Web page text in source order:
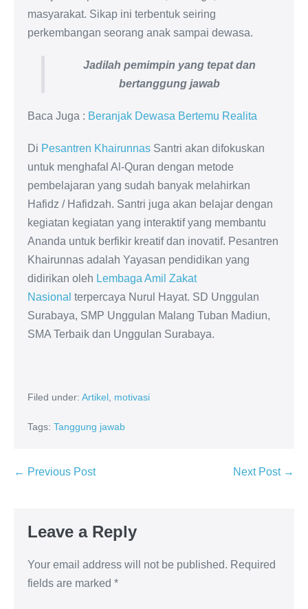
masyarakat. Sikap ini terbentuk seiring
perkembangan seorang anak sampai dewasa.
Jadilah pemimpin yang tepat dan
bertanggung jawab
Baca Juga : Beranjak Dewasa Bertemu Realita
Di Pesantren Khairunnas Santri akan difokuskan
untuk menghafal Al-Quran dengan metode
pembelajaran yang sudah banyak melahirkan
Hafidz / Hafidzah. Santri juga akan belajar dengan
kegiatan kegiatan yang interaktif yang membantu
Ananda untuk berfikir kreatif dan inovatif. Pesantren
Khairunnas adalah Yayasan pendidikan yang
didirikan oleh Lembaga Amil Zakat
Nasional terpercaya Nurul Hayat. SD Unggulan
Surabaya, SMP Unggulan Malang Tuban Madiun,
SMA Terbaik dan Unggulan Surabaya.
Filed under: Artikel, motivasi
Tags: Tanggung jawab
← Previous Post Next Post →
Leave a Reply
Your email address will not be published. Required
fields are marked *